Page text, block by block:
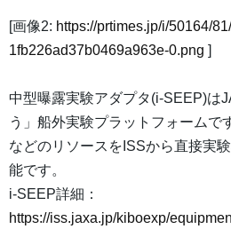
[画像2: https://prtimes.jp/i/50164/
1fb226ad37b0469a963e-0.png ]
中型曝露実験アダプタ(i-SEEP)は
う」船外実験プラットフォームで
などのリソースをISSから直接実
能です。
i-SEEP詳細：
https://iss.jaxa.jp/kiboexp/